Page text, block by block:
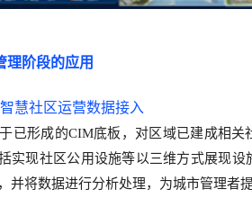
理阶段的应用
智慧社区运营数据接入
已形成的CIM底板，对区域已建成相关
实现社区公用设施等以三维方式展现
并将数据进行分析处理，为城市管理者